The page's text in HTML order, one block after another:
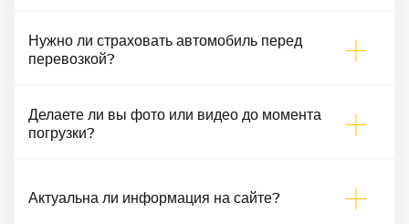
Нужно ли страховать автомобиль перед
перевозкой?
Делаете ли вы фото или видео до момента
погрузки?
Актуальна ли информация на сайте?